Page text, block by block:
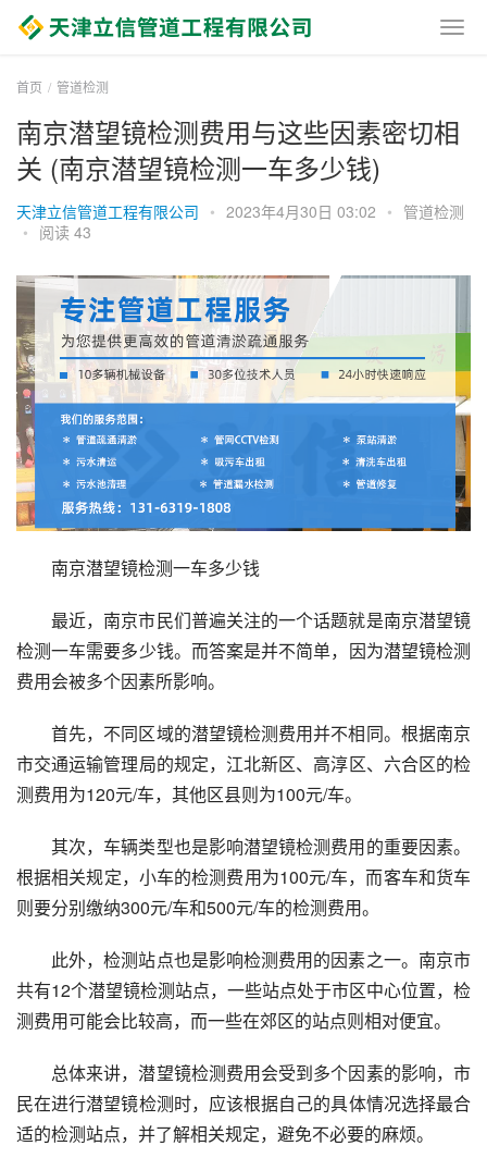
首页 管道检测
南京潜望镜检测费用与这些因素密切相
关 (南京潜望镜检测一车多少钱)
天津立信管道工程有限公司 • 2023年4月30日 03:02 • 管道检测
• 阅读 43
南京潜望镜检测一车多少钱
最近，南京市民们普遍关注的一个话题就是南京潜望镜
检测一车需要多少钱。而答案是并不简单，因为潜望镜检测
费用会被多个因素所影响。
首先，不同区域的潜望镜检测费用并不相同。根据南京
市交通运输管理局的规定，江北新区、高淳区、六合区的检
测费用为120元/车，其他区县则为100元/车。
其次，车辆类型也是影响潜望镜检测费用的重要因素。
根据相关规定，小车的检测费用为100元/车，而客车和货车
则要分别缴纳300元/车和500元/车的检测费用。
此外，检测站点也是影响检测费用的因素之一。南京市
共有12个潜望镜检测站点，一些站点处于市区中心位置，检
测费用可能会比较高，而一些在郊区的站点则相对便宜。
总体来讲，潜望镜检测费用会受到多个因素的影响，市
民在进行潜望镜检测时，应该根据自己的具体情况选择最合
适的检测站点，并了解相关规定，避免不必要的麻烦。